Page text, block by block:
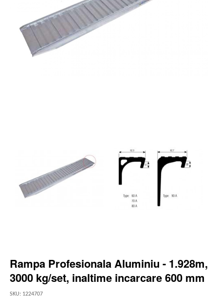
Rampa Profesionala Aluminiu - 1.928m,
3000 kg/set, inaltime incarcare 600 mm
SKU: 1224707